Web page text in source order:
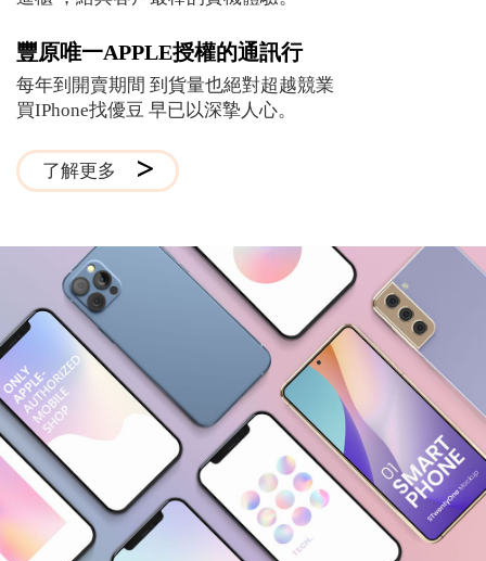
豐原唯一APPLE授權的通訊行
每年到開賣期間 到貨量也絕對超越競業
買IPhone找優豆 早已以深摯人心。
了解更多